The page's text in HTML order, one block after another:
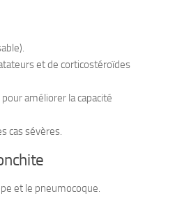
et de corticostéroïdes
améliorer la capacité
cas sévères.
et le pneumocoque.